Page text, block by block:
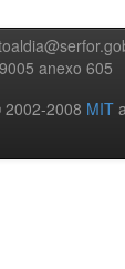
anexo 605
2008 MIT